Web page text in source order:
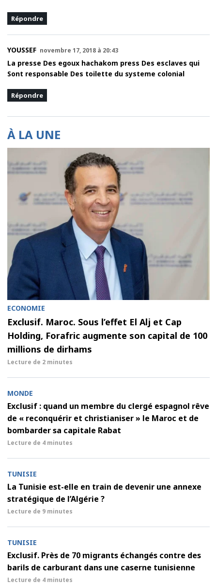
Répondre
YOUSSEF novembre 17, 2018 à 20:43
La presse Des egoux hachakom press Des esclaves qui
Sont responsable Des toilette du systeme colonial
Répondre
À LA UNE
ECONOMIE
Exclusif. Maroc. Sous l’effet El Alj et Cap
Holding, Forafric augmente son capital de 100
millions de dirhams
Lecture de 2 minutes
MONDE
Exclusif : quand un membre du clergé espagnol rêve
de « reconquérir et christianiser » le Maroc et de
bombarder sa capitale Rabat
Lecture de 4 minutes
TUNISIE
La Tunisie est-elle en train de devenir une annexe
stratégique de l’Algérie ?
Lecture de 9 minutes
TUNISIE
Exclusif. Près de 70 migrants échangés contre des
barils de carburant dans une caserne tunisienne
Lecture de 4 minutes